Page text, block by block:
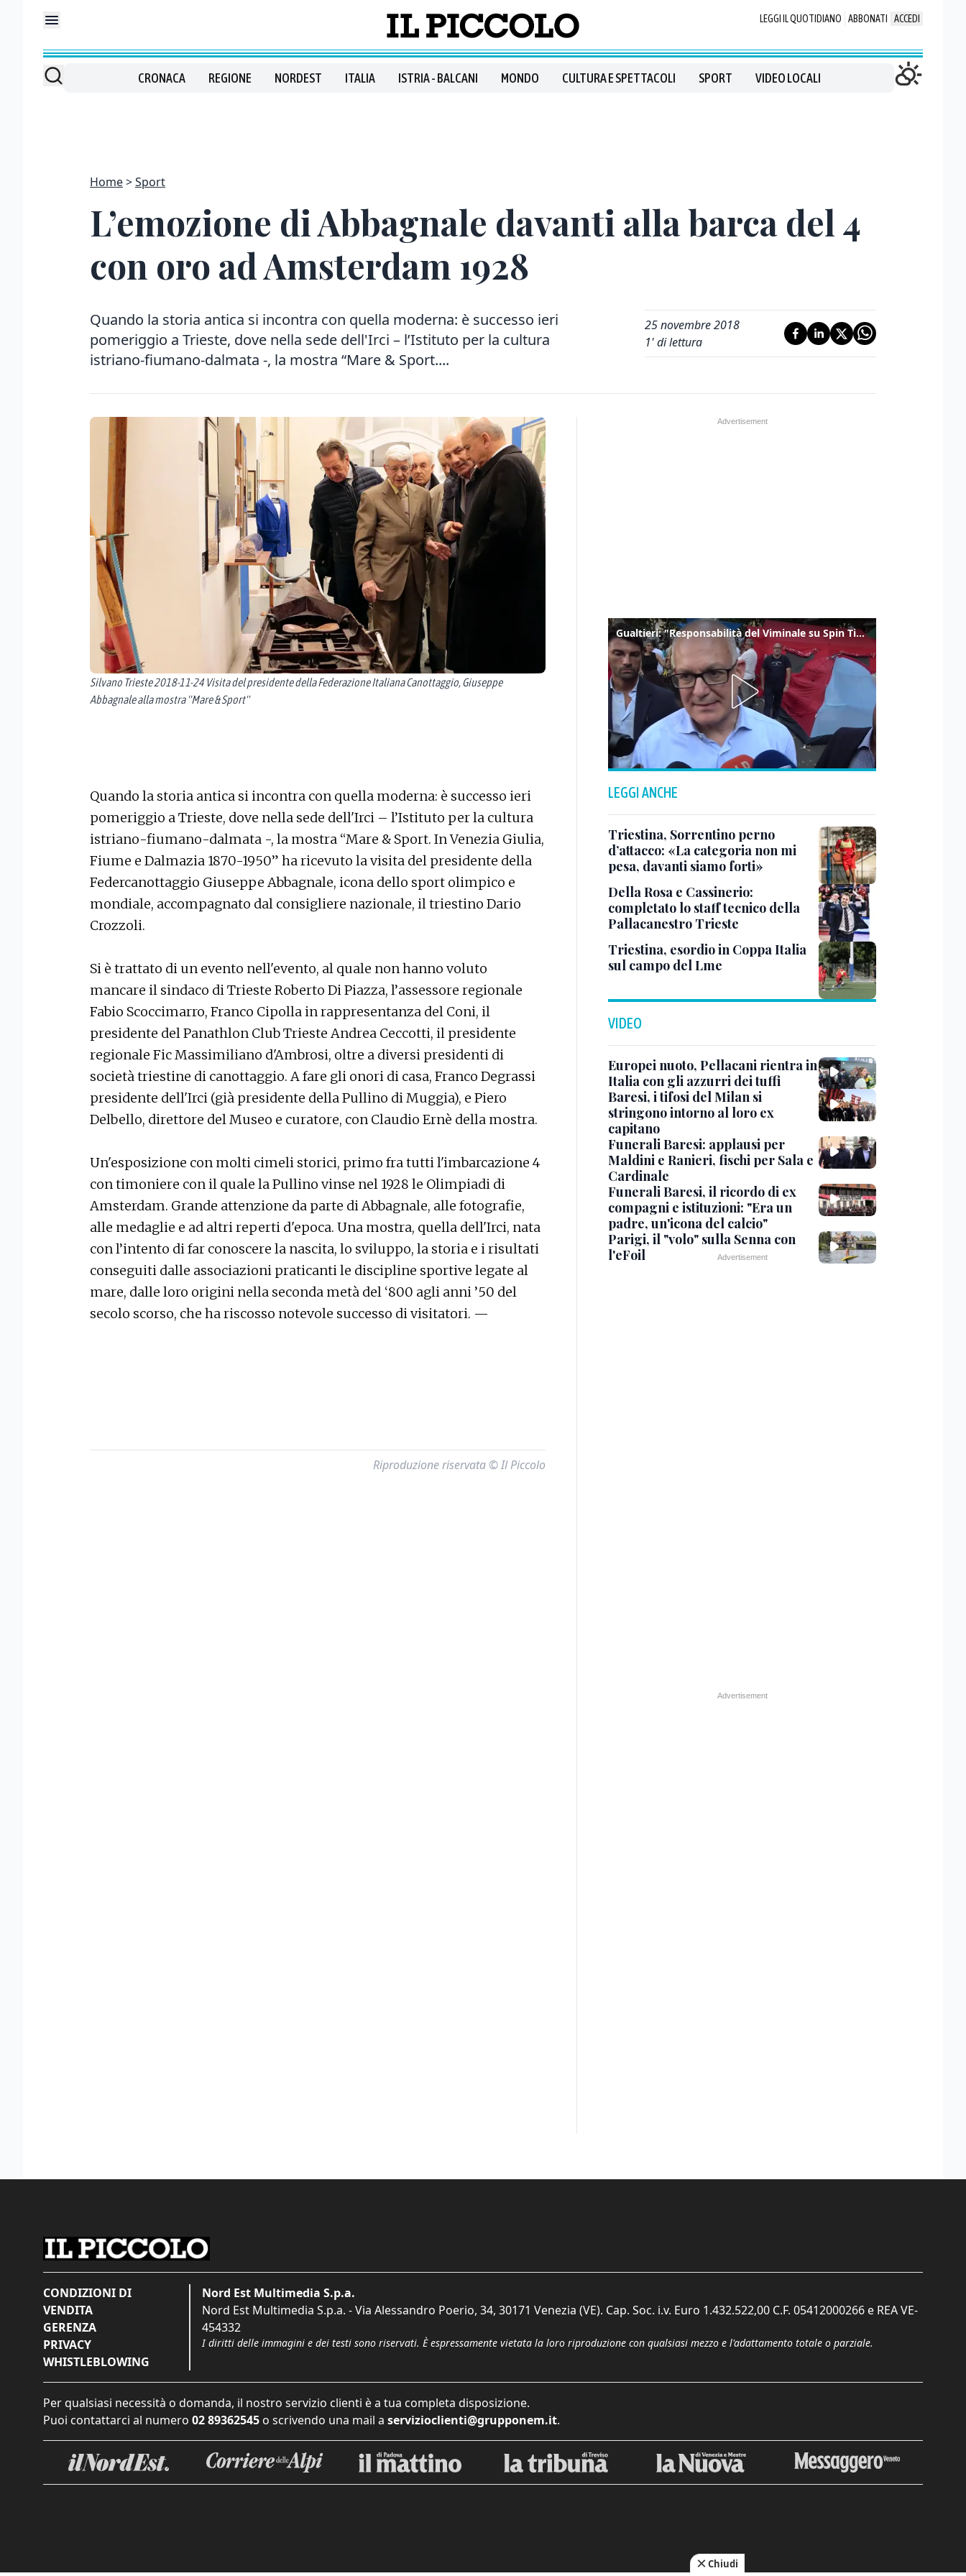
LEGGI IL QUOTIDIANO ABBONATI ACCEDI
CRONACA REGIONE NORDEST ITALIA ISTRIA - BALCANI MONDO CULTURA E SPETTACOLI SPORT VIDEO LOCALI
Home Sport
L’emozione di Abbagnale davanti alla barca del 4
con oro ad Amsterdam 1928
Quando la storia antica si incontra con quella moderna: è successo ieri
pomeriggio a Trieste, dove nella sede dell'Irci – l’Istituto per la cultura
istriano-fiumano-dalmata -, la mostra “Mare & Sport....
25 novembre 2018
1' di lettura
Silvano Trieste 2018-11-24 Visita del presidente della Federazione Italiana Canottaggio, Giuseppe
Abbagnale alla mostra ''Mare & Sport''
Quando la storia antica si incontra con quella moderna: è successo ieri
pomeriggio a Trieste, dove nella sede dell'Irci – l’Istituto per la cultura
istriano-fiumano-dalmata -, la mostra “Mare & Sport. In Venezia Giulia,
Fiume e Dalmazia 1870-1950” ha ricevuto la visita del presidente della
Federcanottaggio Giuseppe Abbagnale, icona dello sport olimpico e
mondiale, accompagnato dal consigliere nazionale, il triestino Dario
Crozzoli.
Si è trattato di un evento nell'evento, al quale non hanno voluto
mancare il sindaco di Trieste Roberto Di Piazza, l’assessore regionale
Fabio Scoccimarro, Franco Cipolla in rappresentanza del Coni, il
presidente del Panathlon Club Trieste Andrea Ceccotti, il presidente
regionale Fic Massimiliano d'Ambrosi, oltre a diversi presidenti di
società triestine di canottaggio. A fare gli onori di casa, Franco Degrassi
presidente dell'Irci (già presidente della Pullino di Muggia), e Piero
Delbello, direttore del Museo e curatore, con Claudio Ernè della mostra.
Un'esposizione con molti cimeli storici, primo fra tutti l'imbarcazione 4
con timoniere con il quale la Pullino vinse nel 1928 le Olimpiadi di
Amsterdam. Grande attenzione da parte di Abbagnale, alle fotografie,
alle medaglie e ad altri reperti d'epoca. Una mostra, quella dell'Irci, nata
con l’intento di far conoscere la nascita, lo sviluppo, la storia e i risultati
conseguiti dalle associazioni praticanti le discipline sportive legate al
mare, dalle loro origini nella seconda metà del ‘800 agli anni ’50 del
secolo scorso, che ha riscosso notevole successo di visitatori. —
Riproduzione riservata © Il Piccolo
Gualtieri: "Responsabilità del Viminale su Spin Time? La posizione dei partiti è nota"
LEGGI ANCHE
Triestina, Sorrentino perno
d’attacco: «La categoria non mi
pesa, davanti siamo forti»
Della Rosa e Cassinerio:
completato lo staff tecnico della
Pallacanestro Trieste
Triestina, esordio in Coppa Italia
sul campo del Lme
VIDEO
Europei nuoto, Pellacani rientra in
Italia con gli azzurri dei tuffi
Baresi, i tifosi del Milan si
stringono intorno al loro ex
capitano
Funerali Baresi: applausi per
Maldini e Ranieri, fischi per Sala e
Cardinale
Funerali Baresi, il ricordo di ex
compagni e istituzioni: "Era un
padre, un'icona del calcio"
Parigi, il "volo" sulla Senna con
l'eFoil
CONDIZIONI DI
VENDITA
GERENZA
PRIVACY
WHISTLEBLOWING
Nord Est Multimedia S.p.a.
Nord Est Multimedia S.p.a. - Via Alessandro Poerio, 34, 30171 Venezia (VE). Cap. Soc. i.v. Euro 1.432.522,00 C.F. 05412000266 e REA VE-
454332
I diritti delle immagini e dei testi sono riservati. È espressamente vietata la loro riproduzione con qualsiasi mezzo e l'adattamento totale o parziale.
Per qualsiasi necessità o domanda, il nostro servizio clienti è a tua completa disposizione.
Puoi contattarci al numero 02 89362545 o scrivendo una mail a servizioclienti@grupponem.it.
Chiudi